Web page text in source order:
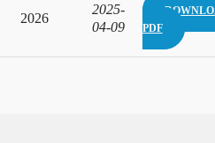
2026
2025-
04-09
PDF